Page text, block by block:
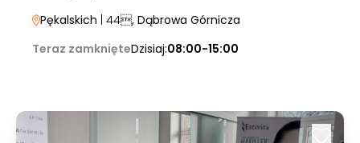
Pękalskich | 44, Dąbrowa Górnicza
Teraz zamknięteDzisiaj:08:00-15:00